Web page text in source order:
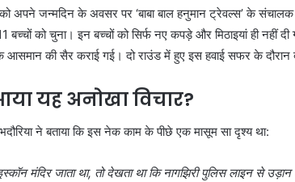
अपने जन्मदिन के अवसर पर ‘बाबा बाल हनुमान ट्रेवल्स’ के
बच्चों को चुना। इन बच्चों को सिर्फ नए कपड़े और मिठाइयां ही नहीं
की सैर कराई गई। दो राउंड में हुए इस हवाई सफर के दौरान
यह अनोखा विचार?
ने बताया कि इस नेक काम के पीछे एक मासूम सा दृश्य था:
मंदिर जाता था, तो देखता था कि नागझिरी पुलिस लाइन से